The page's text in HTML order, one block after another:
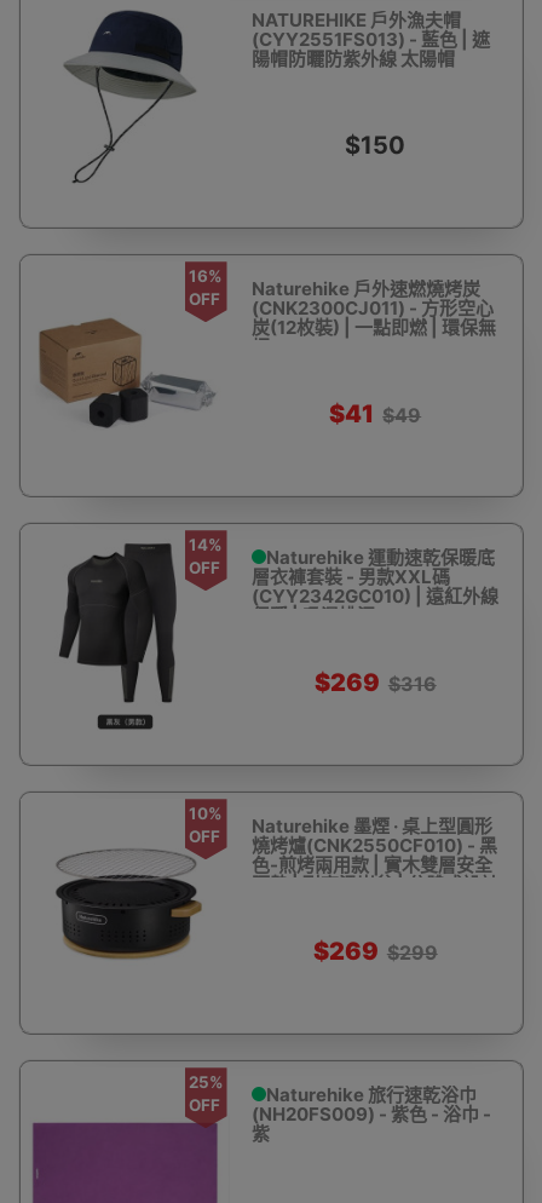
NATUREHIKE 戶外漁夫帽
(CYY2551FS013) - 藍色 | 遮
陽帽防曬防紫外線 太陽帽
$150
16%
OFF
Naturehike 戶外速燃燒烤炭
(CNK2300CJ011) - 方形空心
炭(12枚裝) | 一點即燃 | 環保無
烟
$41 $49
14%
OFF
Naturehike 運動速乾保暖底
層衣褲套裝 - 男款XXL碼
(CYY2342GC010) | 遠紅外線
保暖 | 吸濕排汗
$269 $316
10%
OFF
Naturehike 墨煙 · 桌上型圓形
燒烤爐(CNK2550CF010) - 黑
色-煎烤兩用款 | 實木雙層安全
隔熱 | 耐高溫炭盆 | 分體式設計
$269 $299
25%
OFF
Naturehike 旅行速乾浴巾
(NH20FS009) - 紫色 - 浴巾 -
紫